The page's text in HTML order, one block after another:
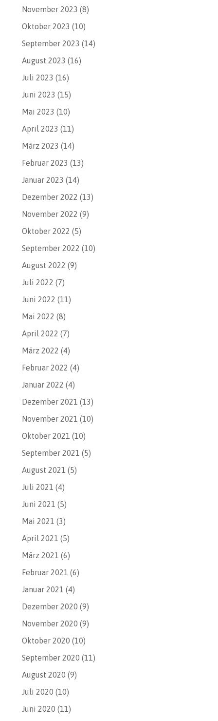
November 2023 (8)
Oktober 2023 (10)
September 2023 (14)
August 2023 (16)
Juli 2023 (16)
Juni 2023 (15)
Mai 2023 (10)
April 2023 (11)
März 2023 (14)
Februar 2023 (13)
Januar 2023 (14)
Dezember 2022 (13)
November 2022 (9)
Oktober 2022 (5)
September 2022 (10)
August 2022 (9)
Juli 2022 (7)
Juni 2022 (11)
Mai 2022 (8)
April 2022 (7)
März 2022 (4)
Februar 2022 (4)
Januar 2022 (4)
Dezember 2021 (13)
November 2021 (10)
Oktober 2021 (10)
September 2021 (5)
August 2021 (5)
Juli 2021 (4)
Juni 2021 (5)
Mai 2021 (3)
April 2021 (5)
März 2021 (6)
Februar 2021 (6)
Januar 2021 (4)
Dezember 2020 (9)
November 2020 (9)
Oktober 2020 (10)
September 2020 (11)
August 2020 (9)
Juli 2020 (10)
Juni 2020 (11)